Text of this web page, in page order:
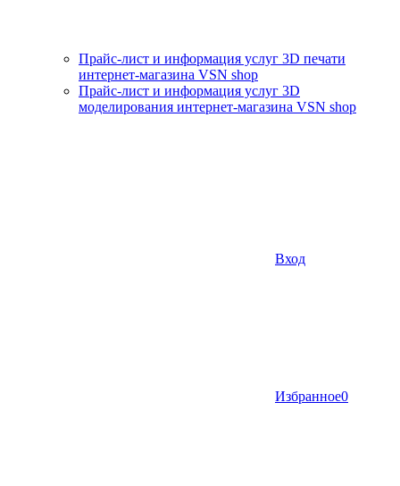
Прайс-лист и информация услуг 3D печати
интернет-магазина VSN shop
Прайс-лист и информация услуг 3D
моделирования интернет-магазина VSN shop
Вход
Избранное0